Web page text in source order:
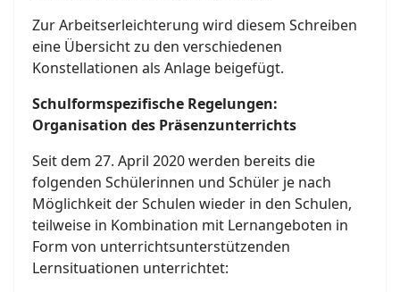
Zur Arbeitserleichterung wird diesem Schreiben
eine Übersicht zu den verschiedenen
Konstellationen als Anlage beigefügt.
Schulformspezifische Regelungen:
Organisation des Präsenzunterrichts
Seit dem 27. April 2020 werden bereits die
folgenden Schülerinnen und Schüler je nach
Möglichkeit der Schulen wieder in den Schulen,
teilweise in Kombination mit Lernangeboten in
Form von unterrichtsunterstützenden
Lernsituationen unterrichtet: